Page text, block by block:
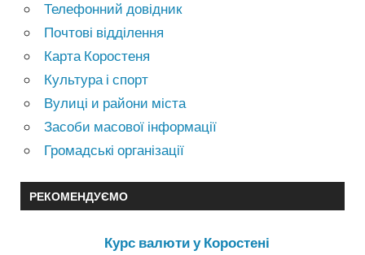
Телефонний довідник
Почтові відділення
Карта Коростеня
Культура і спорт
Вулиці и райони міста
Засоби масової інформації
Громадські організації
РЕКОМЕНДУЄМО
Курс валюти у Коростені